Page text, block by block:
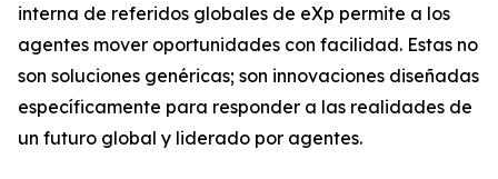
interna de referidos globales de eXp permite a los
agentes mover oportunidades con facilidad. Estas no
son soluciones genéricas; son innovaciones diseñadas
específicamente para responder a las realidades de
un futuro global y liderado por agentes.